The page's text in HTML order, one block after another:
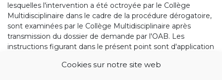
Cookies sur notre site web
lesquelles l'intervention a été octroyée par le Collège
Multidisciplinaire dans le cadre de la procédure dérogatoire,
sont examinées par le Collège Multidisciplinaire après
transmission du dossier de demande par l'OAB. Les
instructions figurant dans le présent point sont d'application
quant à l'accord sur le renouvellement soit sur base d'un